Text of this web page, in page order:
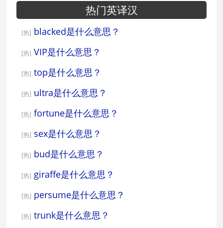
热门英译汉
[热] blacked是什么意思？
[热] VIP是什么意思？
[热] top是什么意思？
[热] ultra是什么意思？
[热] fortune是什么意思？
[热] sex是什么意思？
[热] bud是什么意思？
[热] giraffe是什么意思？
[热] persume是什么意思？
[热] trunk是什么意思？